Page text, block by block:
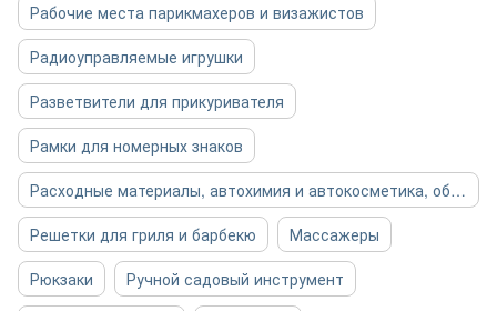
Рабочие места парикмахеров и визажистов
Радиоуправляемые игрушки
Разветвители для прикуривателя
Рамки для номерных знаков
Расходные материалы, автохимия и автокосметика, общее
Решетки для гриля и барбекю
Массажеры
Рюкзаки
Ручной садовый инструмент